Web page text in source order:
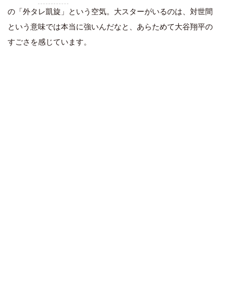
の「外タレ凱旋」という空気。大スターがいるのは、対世間
という意味では本当に強いんだなと、あらためて大谷翔平の
すごさを感じています。